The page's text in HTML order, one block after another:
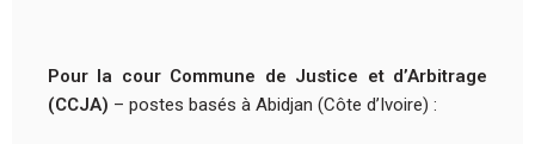
Pour la cour Commune de Justice et d’Arbitrage
(CCJA) – postes basés à Abidjan (Côte d’Ivoire) :